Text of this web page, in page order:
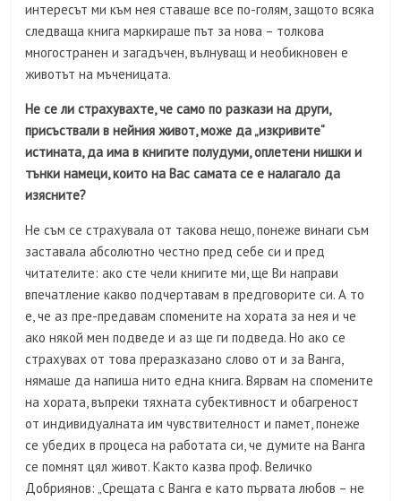
интересът ми към нея ставаше все по-голям, защото всяка
следваща книга маркираше път за нова – толкова
многостранен и загадъчен, вълнуващ и необикновен е
животът на мъченицата.
Не се ли страхувахте, че само по разкази на други,
присъствали в нейния живот, може да „изкривите“
истината, да има в книгите полудуми, оплетени нишки и
тънки намеци, които на Вас самата се е налагало да
изясните?
Не съм се страхувала от такова нещо, понеже винаги съм
заставала абсолютно честно пред себе си и пред
читателите: ако сте чели книгите ми, ще Ви направи
впечатление какво подчертавам в предговорите си. А то
е, че аз пре-предавам спомените на хората за нея и че
ако някой мен подведе и аз ще ги подведа. Но ако се
страхувах от това преразказано слово от и за Ванга,
нямаше да напиша нито една книга. Вярвам на спомените
на хората, въпреки тяхната субективност и обагреност
от индивидуалната им чувствителност и памет, понеже
се убедих в процеса на работата си, че думите на Ванга
се помнят цял живот. Както казва проф. Величко
Добриянов: „Срещата с Ванга е като първата любов – не